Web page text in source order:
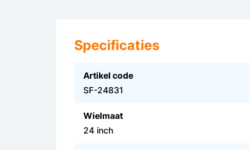
Specificaties
Artikel code
SF-24831
Wielmaat
24 inch